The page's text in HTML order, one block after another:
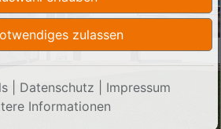
Datenschutz
Impressum
Informationen